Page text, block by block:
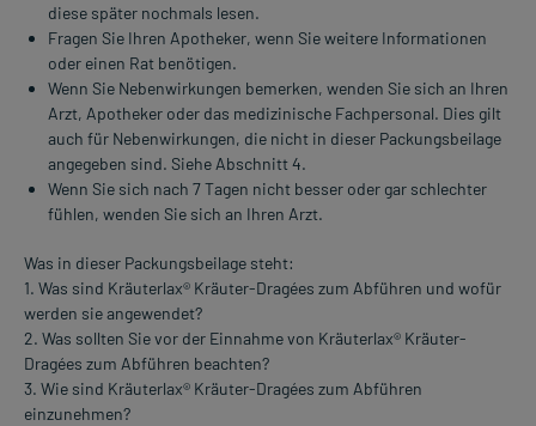
diese später nochmals lesen.
Fragen Sie Ihren Apotheker, wenn Sie weitere Informationen
oder einen Rat benötigen.
Wenn Sie Nebenwirkungen bemerken, wenden Sie sich an Ihren
Arzt, Apotheker oder das medizinische Fachpersonal. Dies gilt
auch für Nebenwirkungen, die nicht in dieser Packungsbeilage
angegeben sind. Siehe Abschnitt 4.
Wenn Sie sich nach 7 Tagen nicht besser oder gar schlechter
fühlen, wenden Sie sich an Ihren Arzt.
Was in dieser Packungsbeilage steht:
1. Was sind Kräuterlax® Kräuter-Dragées zum Abführen und wofür
werden sie angewendet?
2. Was sollten Sie vor der Einnahme von Kräuterlax® Kräuter-
Dragées zum Abführen beachten?
3. Wie sind Kräuterlax® Kräuter-Dragées zum Abführen
einzunehmen?